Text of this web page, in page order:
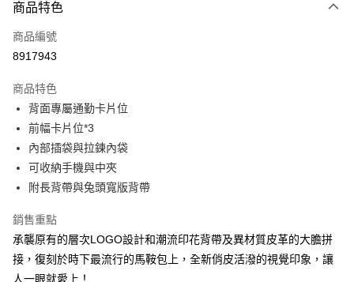
信用卡一次付款
超商取貨付款
Apple Pay
街口支付
悠遊付
大哥付你分期
相關說明
1.本服務由台灣大哥大提供，台灣大哥大用戶可立即使用無須另外申請。
2.付款方式選擇「大哥付你分期」，訂單成立後會自動跳轉到大哥付的交易
流程，驗證手機門號後，選擇欲分期的期數、繳款截止日，確認付款後即完
AFTEE先享後付
相關說明
【關於「AFTEE先享後付」】
商品特色
商品編號
8917943
商品特色
背面專屬通勤卡片位
前幅卡片位*3
內部插袋與拉鍊內袋
可收納手機與中夾
附長背帶與兔頭寬版背帶
銷售重點
承襲原有的層次LOGO設計和潮流印花背帶及異材質皮革的大膽拼
接，復刻於時下最流行的馬鞍包上，全新俏皮活潑的視覺印象，讓
人一眼就愛上！